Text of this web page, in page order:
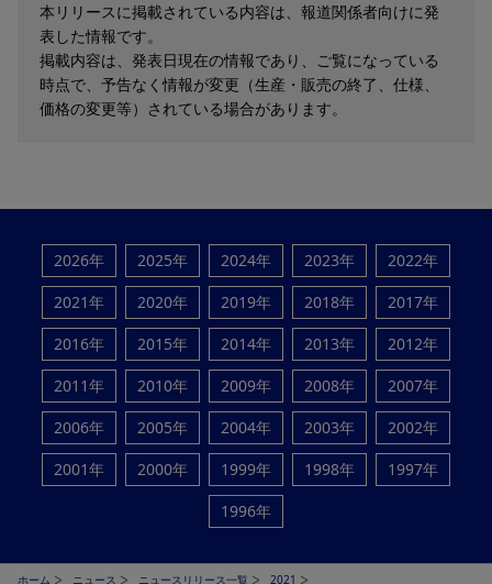
本リリースに掲載されている内容は、報道関係者向けに発
表した情報です。
掲載内容は、発表日現在の情報であり、ご覧になっている
時点で、予告なく情報が変更（生産・販売の終了、仕様、
価格の変更等）されている場合があります。
2026年 2025年 2024年 2023年
2022年
2021年
2020年 2019年 2018年
2017年
2016年
2015年 2014年 2013年
2012年
2011年
2010年 2009年 2008年
2007年
2006年
2005年 2004年 2003年
2002年
2001年
2000年 1999年 1998年
1997年
1996年
ホーム ニュース ニュースリリース一覧 2021